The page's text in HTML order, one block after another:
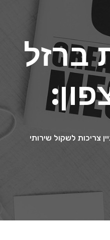
ברזל
צריכות לשקול שירותי